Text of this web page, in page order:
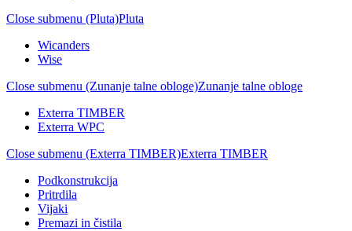
Close submenu (Pluta)Pluta
Wicanders
Wise
Close submenu (Zunanje talne obloge)Zunanje talne obloge
Exterra TIMBER
Exterra WPC
Close submenu (Exterra TIMBER)Exterra TIMBER
Podkonstrukcija
Pritrdila
Vijaki
Premazi in čistila